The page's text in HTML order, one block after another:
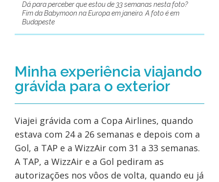
Dá para perceber que estou de 33 semanas nesta foto?
Fim da Babymoon na Europa em janeiro. A foto é em
Budapeste
Minha experiência viajando
grávida para o exterior
Viajei grávida com a Copa Airlines, quando
estava com 24 a 26 semanas e depois com a
Gol, a TAP e a WizzAir com 31 a 33 semanas.
A TAP, a WizzAir e a Gol pediram as
autorizações nos vôos de volta, quando eu já